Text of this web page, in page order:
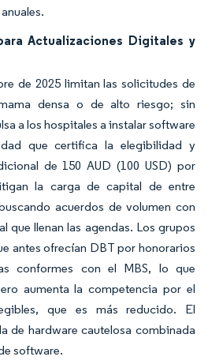
Actualizaciones Digitales y
de 2025 limitan las solicitudes de
densa o de alto riesgo; sin
a los hospitales a instalar software
que certifica la elegibilidad y
de 150 AUD (100 USD) por
la carga de capital de entre
acuerdos de volumen con
que llenan las agendas. Los grupos
antes ofrecían DBT por honorarios
conformes con el MBS, lo que
aumenta la competencia por el
que es más reducido. El
de hardware cautelosa combinada
software.